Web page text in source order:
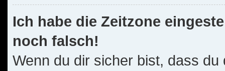
Ich habe die Zeitzone
noch falsch!
Wenn du dir sicher bist, dass